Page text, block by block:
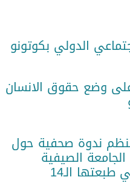
الدولي بكوتونو
وضع حقوق الانسان
تنظم ندوة صحفية حول
الصيفية
الـ14